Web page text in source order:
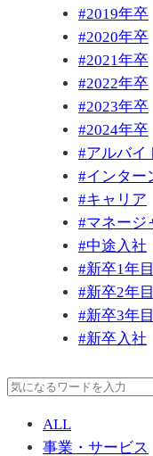
#2019年卒
#2020年卒
#2021年卒
#2022年卒
#2023年卒
#2024年卒
#アルバイ
#インター
#キャリア
#マネージ
#中途入社
#新卒1年目
#新卒2年目
#新卒3年目
#新卒入社
検
索:
ALL
事業・サービス